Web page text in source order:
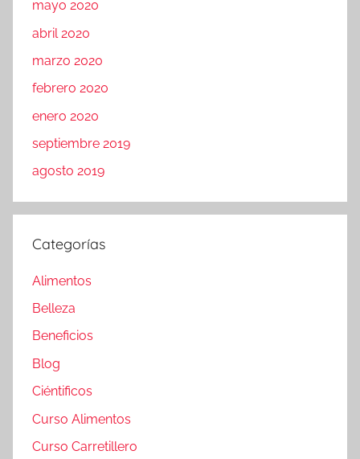
mayo 2020
abril 2020
marzo 2020
febrero 2020
enero 2020
septiembre 2019
agosto 2019
Categorías
Alimentos
Belleza
Beneficios
Blog
Ciéntificos
Curso Alimentos
Curso Carretillero